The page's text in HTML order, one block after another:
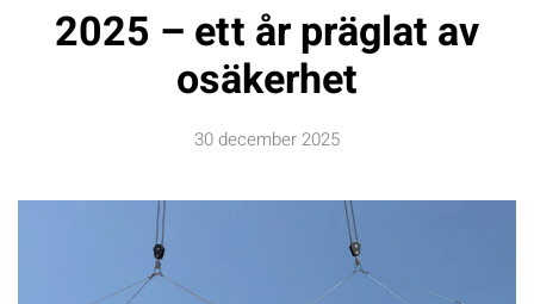
2025 – ett år präglat av
osäkerhet
30 december 2025